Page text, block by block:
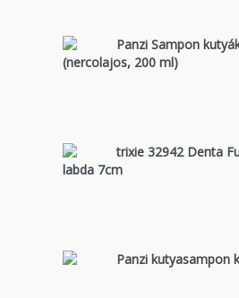
Panzi Sampon
(nercolajos, 200 ml)
trixie 32942 Denta
labda 7cm
Panzi kutyasampon